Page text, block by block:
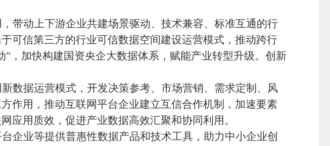
带动上下游企业共建场景驱动、技术兼容、标准互通的行
可信第三方的行业可信数据空间建设运营模式，推动跨行
”，加快构建国资央企大数据体系，赋能产业转型升级。创新
数据运营模式，开发决策参考、市场营销、需求定制、风
作用，推动互联网平台企业建立互信合作机制，加速要素
应用质效，促进产业数据高效汇聚和协同利用。
企业等提供普惠性数据产品和技术工具，助力中小企业创